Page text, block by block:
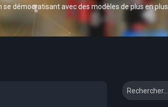
démocratisant avec des modèles de plus en